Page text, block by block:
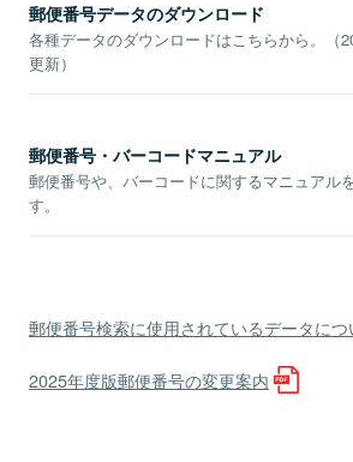
郵便番号データのダウンロード
各種データのダウンロードはこちらから。（
更新）
郵便番号・バーコードマニュアル
郵便番号や、バーコードに関するマニュアル
す。
郵便番号検索に使用されているデータにつ
2025年度版郵便番号の変更案内